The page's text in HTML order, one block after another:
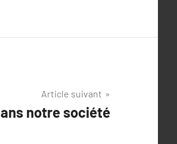
Article suivant
notre société